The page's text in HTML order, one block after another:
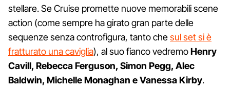
stellare. Se Cruise promette nuove memorabili scene
action (come sempre ha girato gran parte delle
sequenze senza controfigura, tanto chesul set si è
fratturato una caviglia), al suo fianco vedremoHenry
Cavill, Rebecca Ferguson, Simon Pegg, Alec
Baldwin, Michelle Monaghan e Vanessa Kirby.